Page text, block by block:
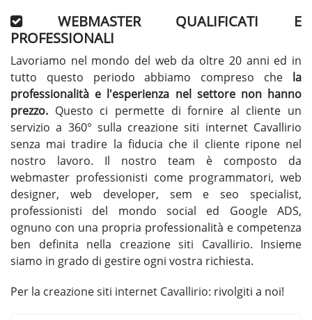
WEBMASTER QUALIFICATI E
PROFESSIONALI
Lavoriamo nel mondo del web da oltre 20 anni ed in
tutto questo periodo abbiamo compreso che la
professionalità e l'esperienza nel settore non hanno
prezzo. Questo ci permette di fornire al cliente un
servizio a 360° sulla creazione siti internet Cavallirio
senza mai tradire la fiducia che il cliente ripone nel
nostro lavoro. Il nostro team è composto da
webmaster professionisti come programmatori, web
designer, web developer, sem e seo specialist,
professionisti del mondo social ed Google ADS,
ognuno con una propria professionalità e competenza
ben definita nella creazione siti Cavallirio. Insieme
siamo in grado di gestire ogni vostra richiesta.
Per la creazione siti internet Cavallirio: rivolgiti a noi!